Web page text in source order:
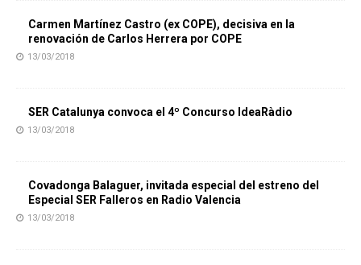
Carmen Martínez Castro (ex COPE), decisiva en la
renovación de Carlos Herrera por COPE
13/03/2018
SER Catalunya convoca el 4º Concurso IdeaRàdio
13/03/2018
Covadonga Balaguer, invitada especial del estreno del
Especial SER Falleros en Radio Valencia
13/03/2018